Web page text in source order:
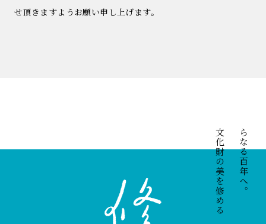
せ頂きますようお願い申し上げます。
さらなる百年へ。
文化財の美を修める